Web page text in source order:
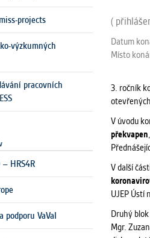
projects
výzkumných
pracovních
– HRS4R
podporu VaVaI
(
Datum
Místo
3. ročník
V úvodu
překvapen
V další
UJEP Ústí
Druhý
Mgr.